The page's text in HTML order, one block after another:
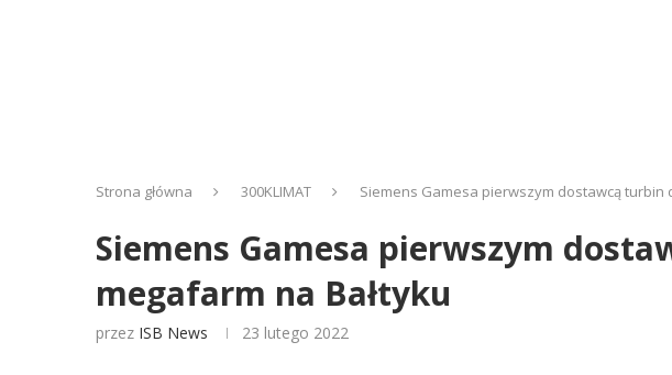
Strona główna 300KLIMAT Siemens Gamesa pierwszym dostawcą
Siemens Gamesa pierwszym
megafarm na Bałtyku
przez ISB News 23 lutego 2022